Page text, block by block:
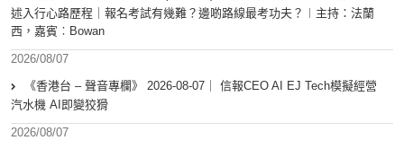
述入行心路歷程｜報名考試有幾難？邊啲路線最考功夫？︱主持：法蘭
西，嘉賓︰Bowan
2026/08/07
《香港台 – 聲音專欄》 2026-08-07｜ 信報CEO AI EJ Tech模擬經營
汽水機 AI即變狡猾
2026/08/07